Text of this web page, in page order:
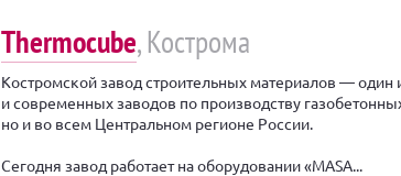
Thermocube, Кострома
Костромской завод строительных материалов —
и современных заводов по производству
но и во всем Центральном регионе России.
Сегодня завод работает на оборудовании «MASA...